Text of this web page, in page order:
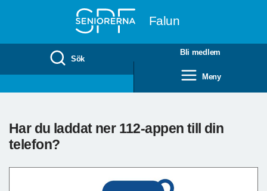
Falun
Sök
Bli medlem
Meny
Har du laddat ner 112-appen till din
telefon?